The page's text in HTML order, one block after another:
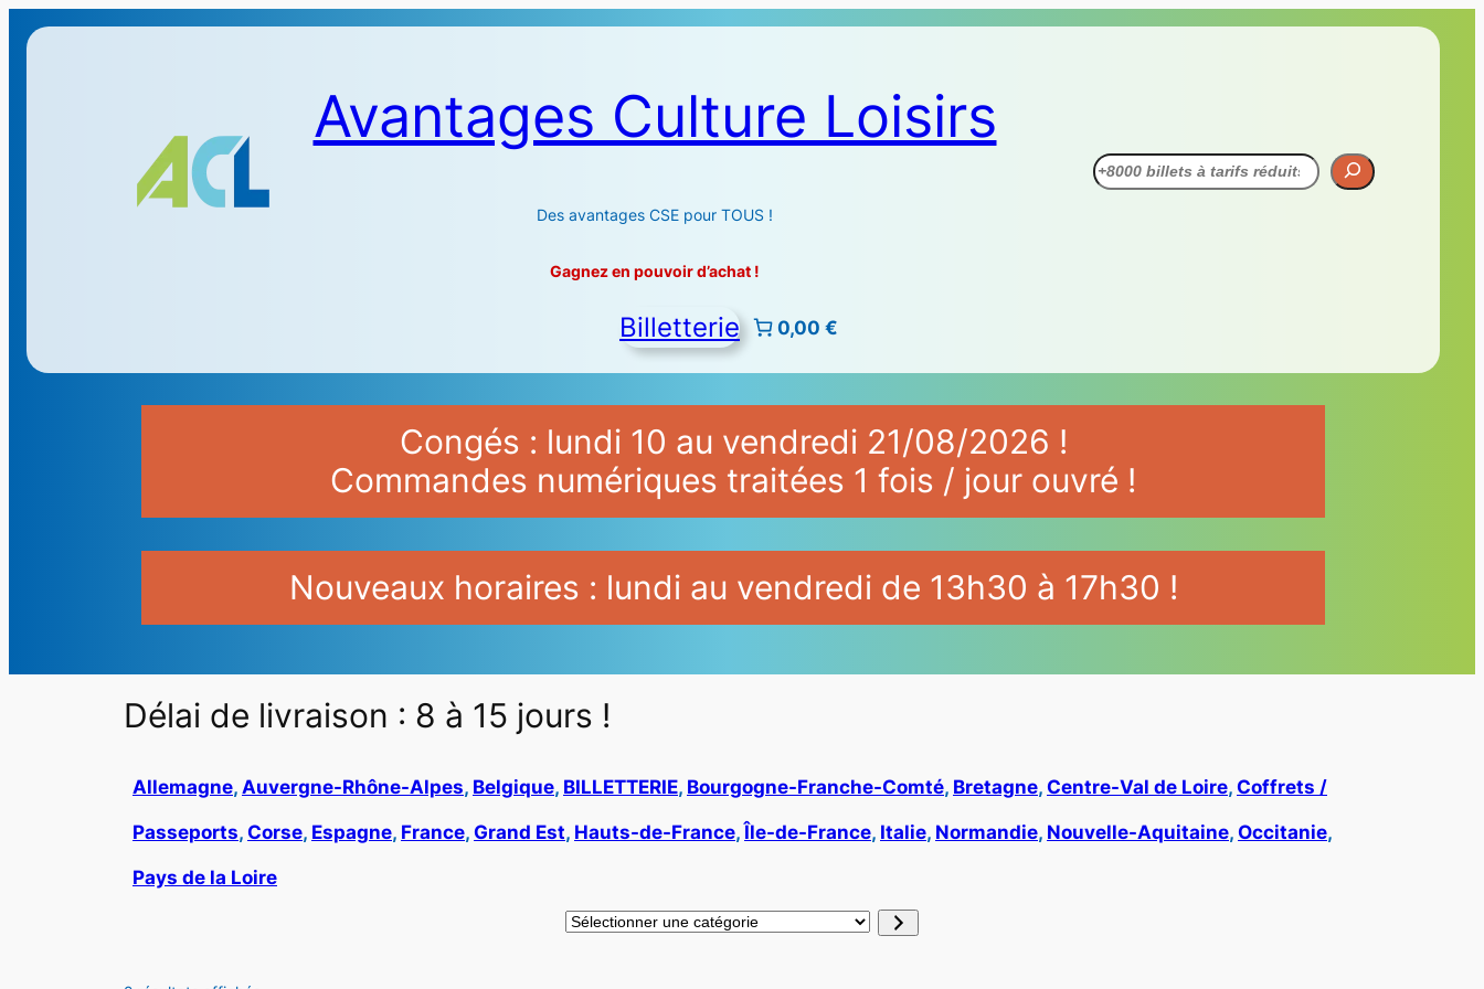
Avantages Culture Loisirs
Des avantages CSE pour TOUS !
Gagnez en pouvoir d’achat !
Recherche
Billetterie 0,00 €
Congés : lundi 10 au vendredi 21/08/2026 !
Commandes numériques traitées 1 fois / jour ouvré !
Nouveaux horaires : lundi au vendredi de 13h30 à 17h30 !
Délai de livraison : 8 à 15 jours !
Allemagne, Auvergne-Rhône-Alpes, Belgique, BILLETTERIE, Bourgogne-Franche-Comté, Bretagne, Centre-Val de Loire, Coffrets /
Passeports, Corse, Espagne, France, Grand Est, Hauts-de-France, Île-de-France, Italie, Normandie, Nouvelle-Aquitaine, Occitanie
Pays de la Loire
Sélectionner